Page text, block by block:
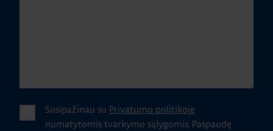
Susipažinau su Privatumo politikoje
numatytomis tvarkymo sąlygomis. Paspaudę